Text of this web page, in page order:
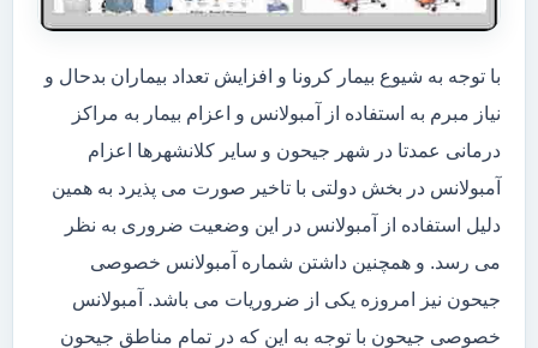
با توجه به شیوع بیمار کرونا و افزایش تعداد بیماران بدحال و
نیاز مبرم به استفاده از آمبولانس و اعزام بیمار به مراکز
درمانی عمدتا در شهر جیحون و سایر کلانشهرها اعزام
آمبولانس در بخش دولتی با تاخیر صورت می پذیرد به همین
دلیل استفاده از آمبولانس در این وضعیت ضروری به نظر
می رسد. و همچنین داشتن شماره آمبولانس خصوصی
جیحون نیز امروزه یکی از ضروریات می باشد. آمبولانس
خصوصی جیحون با توجه به این که در تمام مناطق جیحون